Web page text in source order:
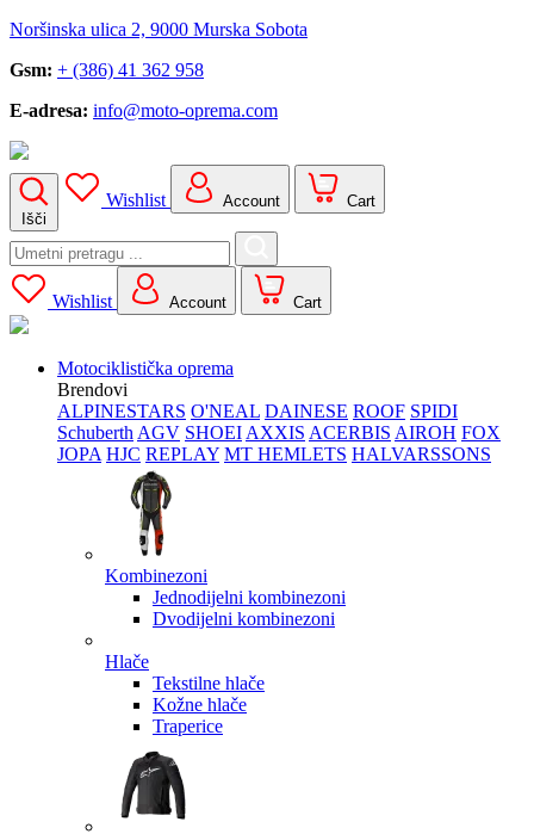
Noršinska ulica 2, 9000 Murska Sobota
Gsm: + (386) 41 362 958
E-adresa: info@moto-oprema.com
Išči
Wishlist Account Cart
Search
for:
Wishlist
Account Cart
Motociklistička oprema
Brendovi
ALPINESTARS O'NEAL DAINESE ROOF SPIDI
Schuberth AGV SHOEI AXXIS ACERBIS AIROH FOX
JOPA HJC REPLAY MT HEMLETS HALVARSSONS
Kombinezoni
Jednodijelni kombinezoni
Dvodijelni kombinezoni
Hlače
Tekstilne hlače
Kožne hlače
Traperice